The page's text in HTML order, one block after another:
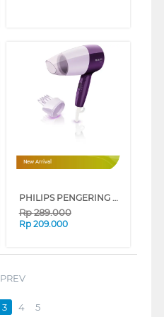
New Arrival
PHILIPS PENGERING RAMBUT HAIR DRYER HP8126/02
Rp289.000
Rp 209.000
PREV
3 4 5